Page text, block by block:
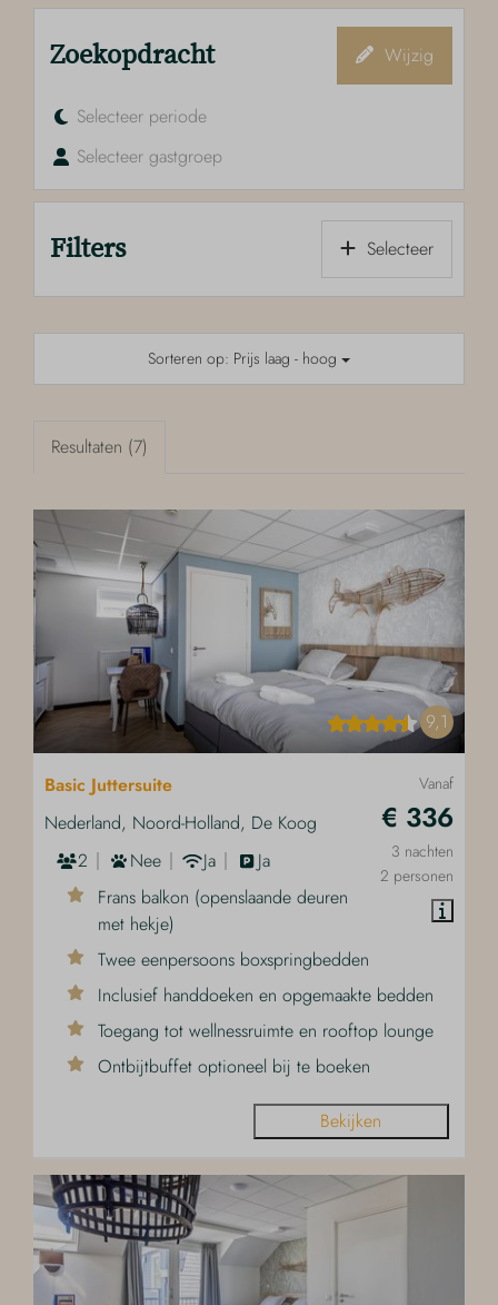
Zoekopdracht Wijzig
Selecteer periode
Selecteer gastgroep
Filters Selecteer
Sorteren op: Prijs laag - hoog
Resultaten (7)
9,1
Vanaf
€ 336
3 nachten
2 personen
Basic Juttersuite
Nederland, Noord-Holland, De Koog
2
Nee Ja
Ja
Frans balkon (openslaande deuren
met hekje)
Twee eenpersoons boxspringbedden
Inclusief handdoeken en opgemaakte bedden
Toegang tot wellnessruimte en rooftop lounge
Ontbijtbuffet optioneel bij te boeken
Bekijken